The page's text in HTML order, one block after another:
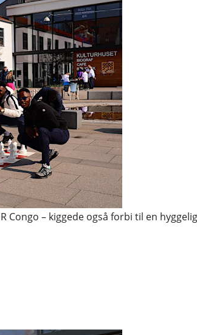
Congo – kiggede også forbi til en